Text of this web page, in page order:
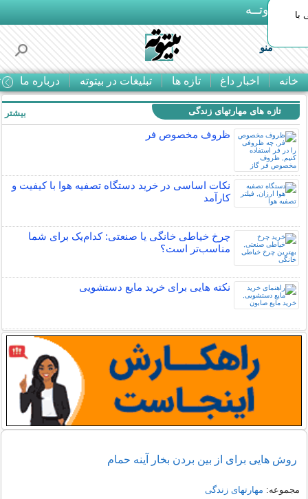
بـیتوتــه
منو
خانه اخبار داغ تازه ها تبلیغات در بیتوته درباره ما
با
تازه های مهارتهای زندگی
ظروف مخصوص فر
نکات اساسی در خرید دستگاه تصفیه هوا با کیفیت و
کارآمد
چرخ خیاطی خانگی یا صنعتی: کدام‌یک برای شما
مناسب‌تر است؟
نکته هایی برای خرید مایع دستشویی
بیشتر
روش هایی برای از بین بردن بخار آینه حمام
مجموعه: مهارتهای زندگی